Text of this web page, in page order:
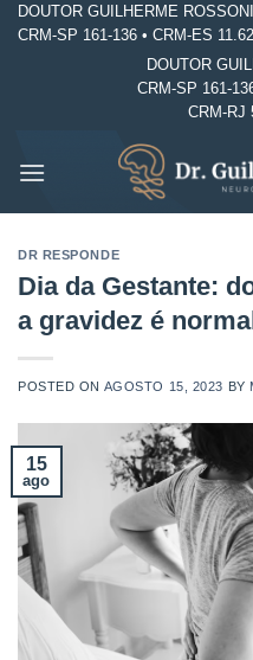
SkipDOUTOR GUILHERME
CRM-SP 161-136 • CRM-ES
DOUTOR
CRM-SP 161-
CRM-RJ
DR RESPONDE
Dia da Gestante:
a gravidez é
POSTED ON AGOSTO 15, 2023 BY
15
ago